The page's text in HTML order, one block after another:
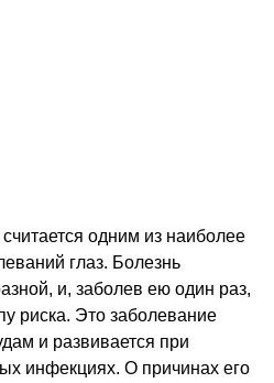
одним из наиболее
глаз. Болезнь
и, заболев ею один раз,
риска. Это заболевание
и развивается при
инфекциях. О причинах его